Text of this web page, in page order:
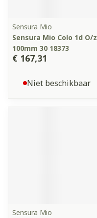
Sensura Mio
Sensura Mio Colo 1d O/z
100mm 30 18373
€ 167,31
Niet beschikbaar
Sensura Mio